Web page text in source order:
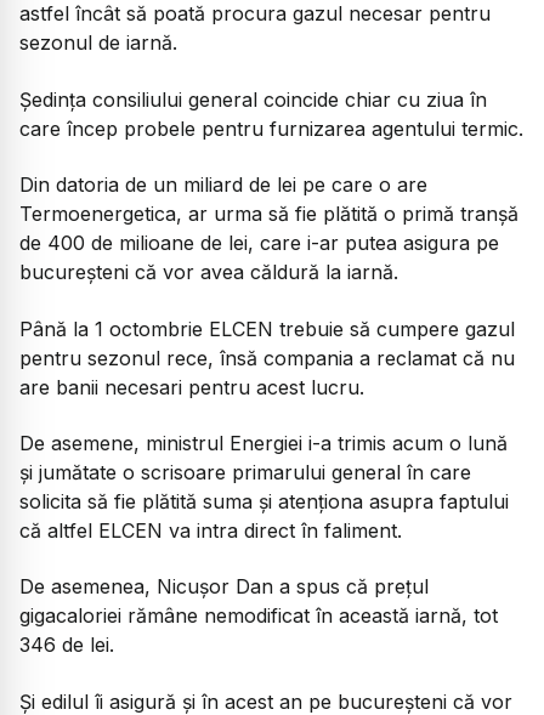
astfel încât să poată procura gazul necesar pentru
sezonul de iarnă.
Ședința consiliului general coincide chiar cu ziua în
care încep probele pentru furnizarea agentului termic.
Din datoria de un miliard de lei pe care o are
Termoenergetica, ar urma să fie plătită o primă tranșă
de 400 de milioane de lei, care i-ar putea asigura pe
bucureșteni că vor avea căldură la iarnă.
Până la 1 octombrie ELCEN trebuie să cumpere gazul
pentru sezonul rece, însă compania a reclamat că nu
are banii necesari pentru acest lucru.
De asemene, ministrul Energiei i-a trimis acum o lună
și jumătate o scrisoare primarului general în care
solicita să fie plătită suma și atenționa asupra faptului
că altfel ELCEN va intra direct în faliment.
De asemenea, Nicușor Dan a spus că prețul
gigacaloriei rămâne nemodificat în această iarnă, tot
346 de lei.
Și edilul îi asigură și în acest an pe bucureșteni că vor